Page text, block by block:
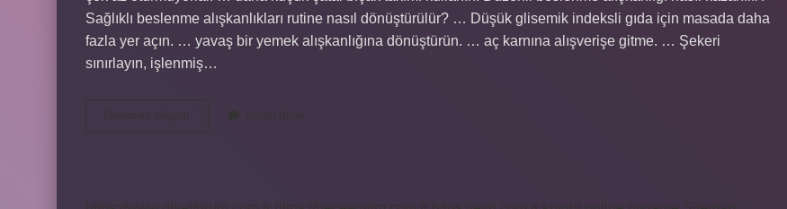
Sağlıklı beslenme alışkanlıkları rutine nasıl dönüştürülür? … Düşük glisemik indeksli gıda için masada daha
fazla yer açın. … yavaş bir yemek alışkanlığına dönüştürün. … aç karnına alışverişe gitme. … Şekeri
sınırlayın, işlenmiş…